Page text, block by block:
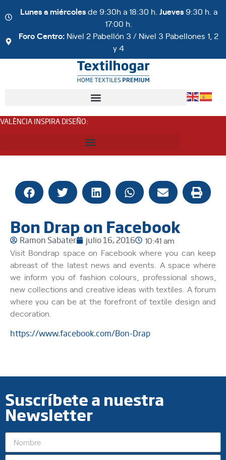
Lunes a miércolesde 9:30h a 18:30 h. Jueves 9:30 h. a
17:00 h.
Foro Centro: Nivel 2 Pabellón 3 / Nivel 3 Pabellones 1, 2
y 4
VALÈNCIA INSPIRA DISEÑO:
Bon Drap on Facebook
Ramon Sabater julio 16, 2016
10:41 am
Visit Bondrap space on Facebook where you can keep
abreast of the latest news and events. A space where
we inform you of fashion colours, professional shows,
new collections and creative ideas with textiles. A forum
where you can be at the forefront of textile design and
decoration.
https://www.facebook.com/Bon-Drap
Suscríbete a nuestra
Newsletter